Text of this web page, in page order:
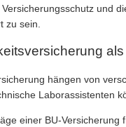
und
zu sein.
hängen von
Laborassistenten
einer BU-Versicherung